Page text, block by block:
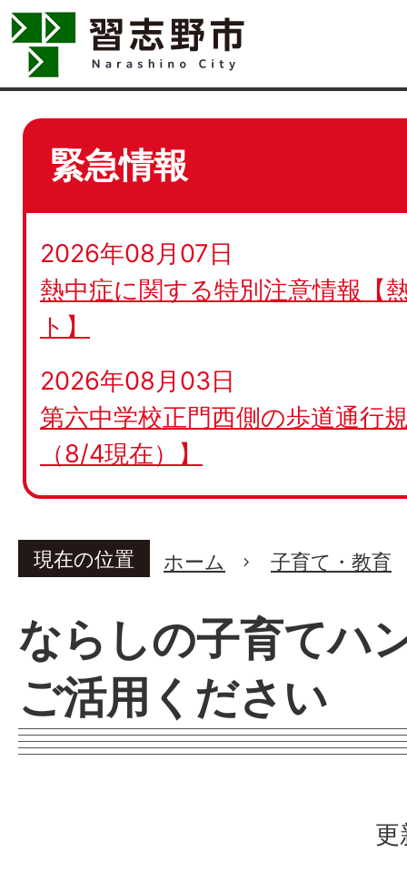
緊急情報
2026年08月07日
熱中症に関する特別注意情報【
ト】
2026年08月03日
第六中学校正門西側の歩道通行
（8/4現在）】
現在の位置 ホーム 子育て・教育
ならしの子育てハ
ご活用ください
更